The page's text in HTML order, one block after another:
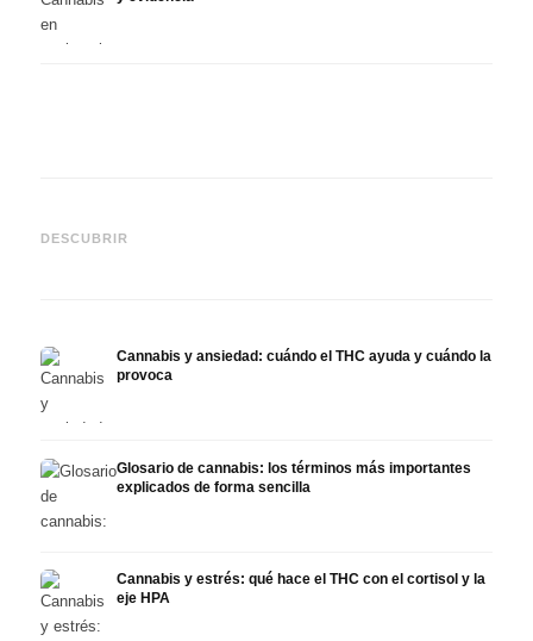
DESCUBRIR
Epidiolex y el estado actual
Cannabis y ansiedad: cuándo el THC ayuda y cuándo la
provoca
Glosario de cannabis: los términos más importantes
explicados de forma sencilla
Cannabis y estrés: qué hace el THC con el cortisol y la
eje HPA